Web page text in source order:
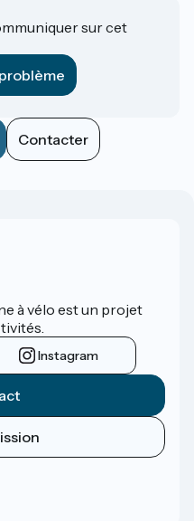
sur cet
Contacter
à vélo est un projet
Instagram